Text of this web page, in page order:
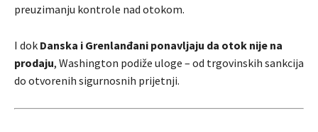
preuzimanju kontrole nad otokom.
I dok Danska i Grenlanđani ponavljaju da otok nije na
prodaju, Washington podiže uloge – od trgovinskih sankcija
do otvorenih sigurnosnih prijetnji.